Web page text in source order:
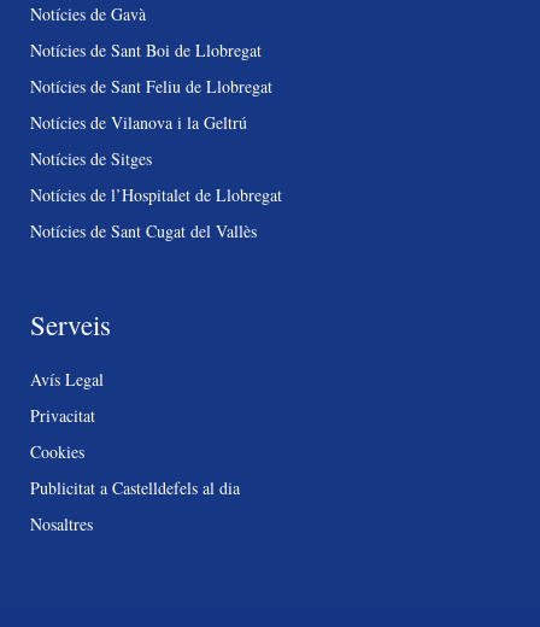
Notícies de Gavà
Notícies de Sant Boi de Llobregat
Notícies de Sant Feliu de Llobregat
Notícies de Vilanova i la Geltrú
Notícies de Sitges
Notícies de l’Hospitalet de Llobregat
Notícies de Sant Cugat del Vallès
Serveis
Avís Legal
Privacitat
Cookies
Publicitat a Castelldefels al dia
Nosaltres